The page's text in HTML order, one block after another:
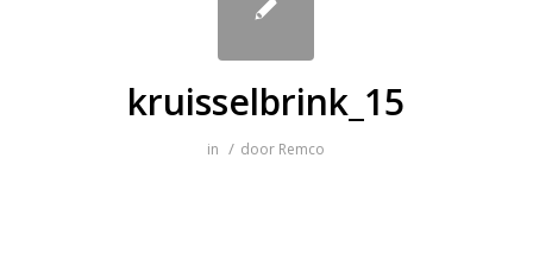
kruisselbrink_15
in / door Remco